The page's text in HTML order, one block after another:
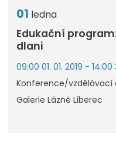
01 ledna
Edukační
dlani
09:00 01. 01. 2019 - 14:00
Konference/vzdělávací
Galerie Lázně Liberec